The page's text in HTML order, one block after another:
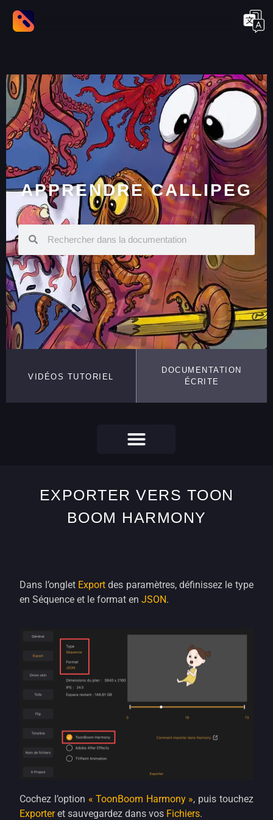
APPRENDRE CALLIPEG
VIDÉOS TUTORIEL
DOCUMENTATION
ÉCRITE
EXPORTER VERS TOON
BOOM HARMONY
Dans l’onglet Export des paramètres, définissez le type
en Séquence et le format enJSON.
Cochez l’option « ToonBoom Harmony », puis touchez
Exporteret sauvegardez dans vos Fichiers.